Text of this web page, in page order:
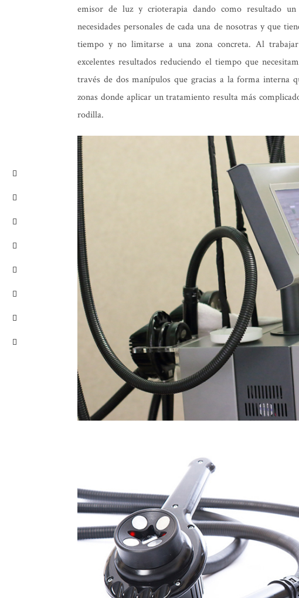
emisor de luz y crioterapia dando como resultado
necesidades personales de cada una de nosotras y que
tiempo y no limitarse a una zona concreta. Al
excelentes resultados reduciendo el tiempo que
través de dos manípulos que gracias a la forma interna
zonas donde aplicar un tratamiento resulta más
rodilla.